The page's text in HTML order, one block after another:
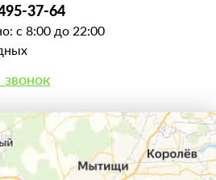
37-64
с 8:00 до 22:00
звонок